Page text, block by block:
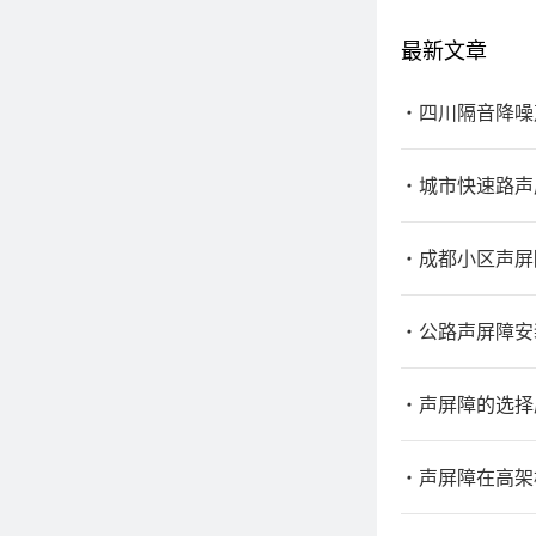
最新文章
四川隔音降
城市快速路
成都小区声
公路声屏障
声屏障的选
声屏障在高